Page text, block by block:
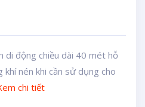
di động chiều dài 40 mét hỗ
nén khi cần sử dụng cho
chi tiết